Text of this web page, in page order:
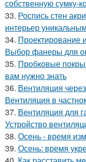
собственную сумку-
33. Роспись стен
интерьер уникальным
34. Проектирование
Выбор фанеры для
35. Пробковые
вам нужно знать
36. Вентиляция
Вентиляция в
37. Вентиляция для
Устройство
38. Осень - время
39. Осень: время